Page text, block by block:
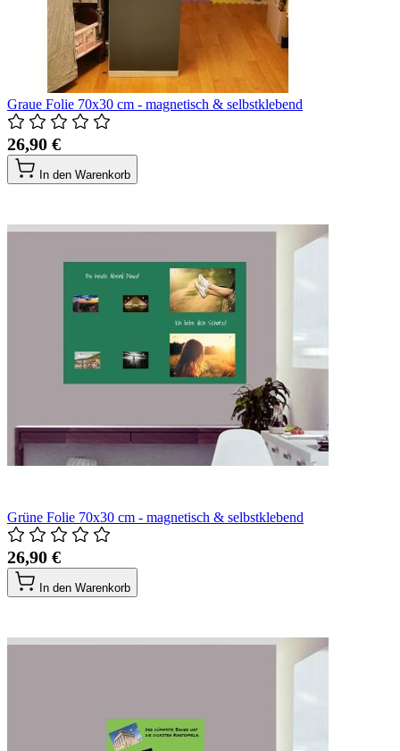
Graue Folie 70x30 cm - magnetisch & selbstklebend
26,90 €
In den Warenkorb
Grüne Folie 70x30 cm - magnetisch & selbstklebend
26,90 €
In den Warenkorb